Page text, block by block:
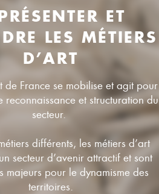
ET
LES MÉTIERS
D’ART
de France se mobilise et agit pour
reconnaissance et structuration du
secteur.
différents, les métiers d’art
secteur d’avenir attractif et sont
majeurs pour le dynamisme des
territoires.